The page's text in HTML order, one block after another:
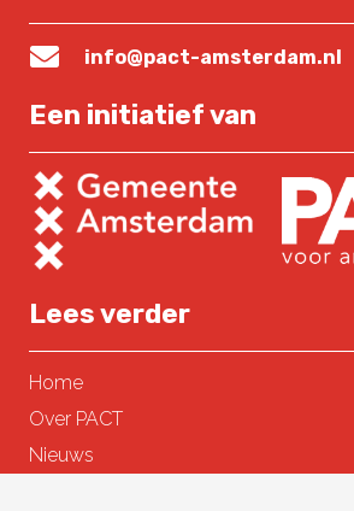
info@pact-amsterdam.nl
Een initiatief van
Lees verder
Home
Over PACT
Nieuws